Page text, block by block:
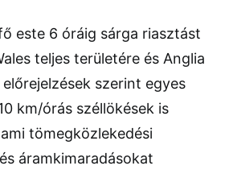
este 6 óráig sárga riasztást
teljes területére és Anglia
szerint egyes
km/órás széllökések is
tömegközlekedési
áramkimaradásokat